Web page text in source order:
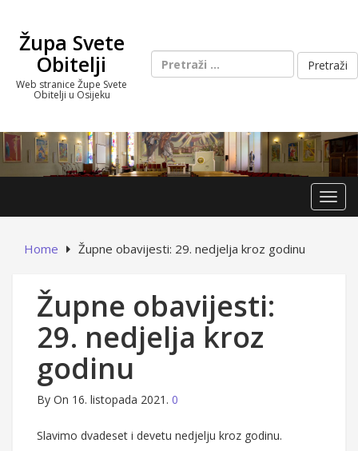
contentŽupa Svete
Obitelji
Web stranice Župe Svete
Obitelji u Osijeku
Pretraži:
Home Župne obavijesti: 29. nedjelja kroz godinu
Župne obavijesti:
29. nedjelja kroz
godinu
By On 16. listopada 2021. 0
Slavimo dvadeset i devetu nedjelju kroz godinu.